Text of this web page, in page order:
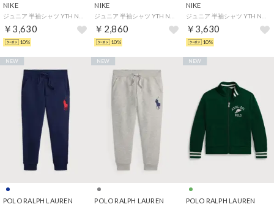
NIKE
￥3,630
10%
NIKE
￥2,860
10%
NIKE
￥3,630
10%
POLO RALPH LAUREN
NEW
POLO RALPH LAUREN
NEW
POLO RALPH LAUREN
NEW